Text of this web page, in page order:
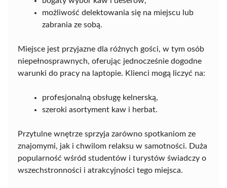
możliwość delektowania się na miejscu lub
zabrania ze sobą.
Miejsce jest przyjazne dla różnych gości, w tym osób
niepełnosprawnych, oferując jednocześnie dogodne
warunki do pracy na laptopie. Klienci mogą liczyć na:
profesjonalną obsługę kelnerską,
szeroki asortyment kaw i herbat.
Przytulne wnętrze sprzyja zarówno spotkaniom ze
znajomymi, jak i chwilom relaksu w samotności. Duża
popularność wśród studentów i turystów świadczy o
wszechstronności i atrakcyjności tego miejsca.